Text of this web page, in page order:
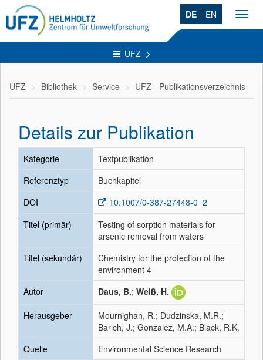
DE EN
UFZ
UFZ Bibliothek Service UFZ - Publikationsverzeichnis
Details zur Publikation
Kategorie
Textpublikation
Referenztyp
Buchkapitel
DOI
10.1007/0-387-27448-0_2
Titel (primär)
Testing of sorption materials for
arsenic removal from waters
Titel (sekundär)
Chemistry for the protection of the
environment 4
Autor
Daus, B.; Weiß, H.
Herausgeber
Mournighan, R.; Dudzinska, M.R.;
Barich, J.; Gonzalez, M.A.; Black, R.K.
Quelle
Environmental Science Research